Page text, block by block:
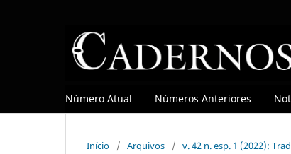
Número Atual Números Anteriores
Início / Arquivos / v. 42 n. esp. 1 (2022):